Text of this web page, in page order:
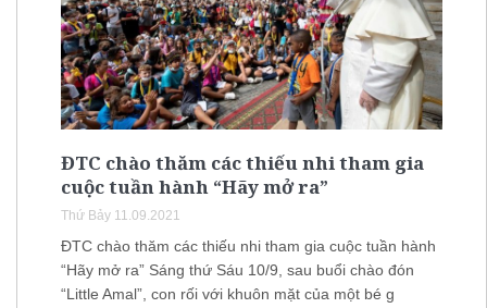
ĐTC chào thăm các thiếu nhi tham gia
cuộc tuần hành “Hãy mở ra”
Thứ Bảy 11.09.2021
ĐTC chào thăm các thiếu nhi tham gia cuộc tuần hành
“Hãy mở ra” Sáng thứ Sáu 10/9, sau buổi chào đón
“Little Amal”, con rối với khuôn mặt của một bé g